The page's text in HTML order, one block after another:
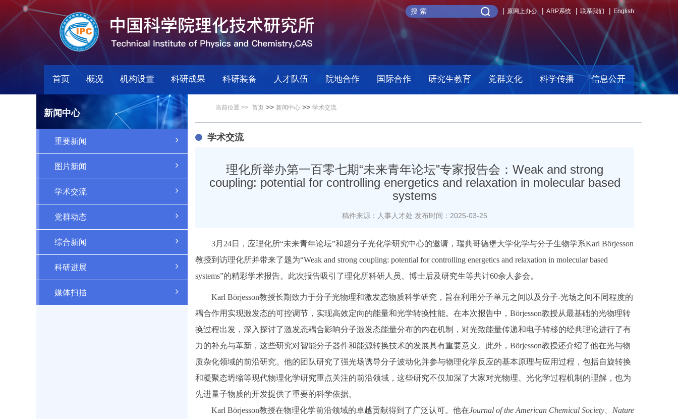
原网上办公 ARP系统 联系我们 English
首页 概况 机构设置 科研成果 科研装备 人才队伍 院地合作 国际合作 研究生教育 党群文化 科学传播 信息公开
新闻中心
重要新闻
图片新闻
学术交流
党群动态
综合新闻
科研进展
媒体扫描
当前位置 >> 首页 >> 新闻中心 >> 学术交流
学术交流
理化所举办第一百零七期“未来青年论坛”专家报告会：Weak and strong
coupling: potential for controlling energetics and relaxation in molecular based
systems
稿件来源：人事人才处 发布时间：2025-03-25
3月24日，应理化所“未来青年论坛”和超分子光化学研究中心的邀请，瑞典哥德堡大学化学与分子生物学系Karl Börjesson
教授到访理化所并带来了题为“Weak and strong coupling: potential for controlling energetics and relaxation in molecular based
systems”的精彩学术报告。此次报告吸引了理化所科研人员、博士后及研究生等共计60余人参会。
Karl Börjesson教授长期致力于分子光物理和激发态物质科学研究，旨在利用分子单元之间以及分子-光场之间不同程度的
耦合作用实现激发态的可控调节，实现高效定向的能量和光学转换性能。在本次报告中，Börjesson教授从最基础的光物理转
换过程出发，深入探讨了激发态耦合影响分子激发态能量分布的内在机制，对光致能量传递和电子转移的经典理论进行了有
力的补充与革新，这些研究对智能分子器件和能源转换技术的发展具有重要意义。此外，Börjesson教授还介绍了他在光与物
质杂化领域的前沿研究。他的团队研究了强光场诱导分子波动化并参与物理化学反应的基本原理与应用过程，包括自旋转换
和凝聚态坍缩等现代物理化学研究重点关注的前沿领域，这些研究不仅加深了大家对光物理、光化学过程机制的理解，也为
先进量子物质的开发提供了重要的科学依据。
Karl Börjesson教授在物理化学前沿领域的卓越贡献得到了广泛认可。他在Journal of the American Chemical Society
Nature